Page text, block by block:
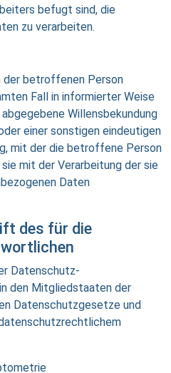
befugt sind, die
zu verarbeiten.
der betroffenen Person
Fall in informierter Weise
Willensbekundung
einer sonstigen eindeutigen
mit der die betroffene Person
mit der Verarbeitung der sie
Daten
des für die
Datenschutz-
den Mitgliedstaaten der
Datenschutzgesetze und